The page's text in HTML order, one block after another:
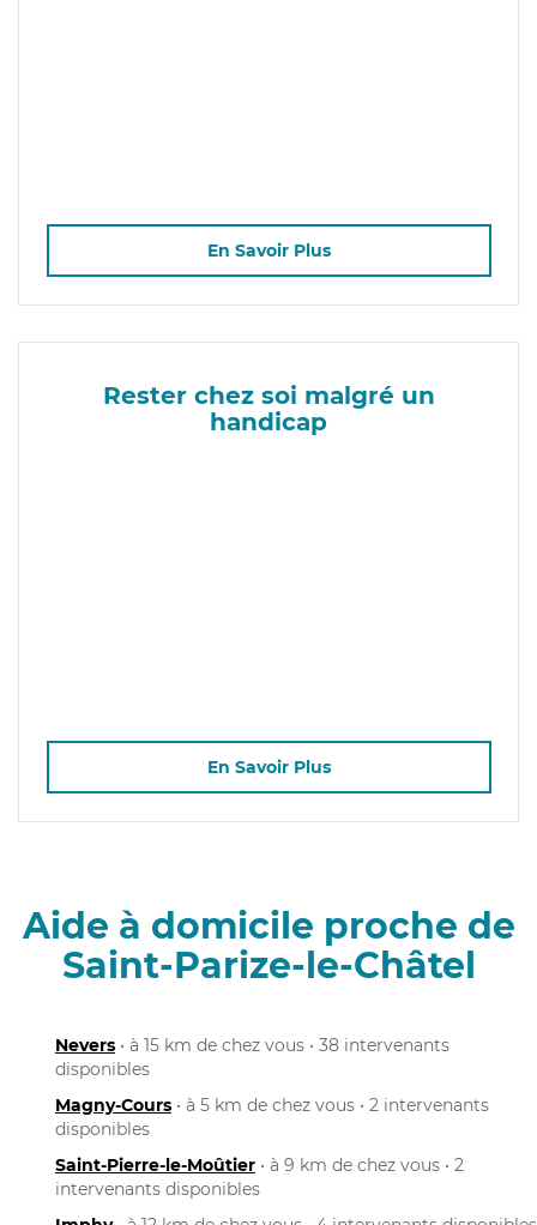
En Savoir Plus
Rester chez soi malgré un
handicap
En Savoir Plus
Aide à domicile proche de
Saint-Parize-le-Châtel
Nevers • à 15 km de chez vous • 38 intervenants
disponibles
Magny-Cours • à 5 km de chez vous • 2 intervenants
disponibles
Saint-Pierre-le-Moûtier • à 9 km de chez vous • 2
intervenants disponibles